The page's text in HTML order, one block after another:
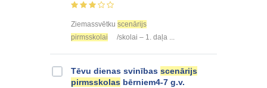
Ziemassvētku scenārijs
pirmsskolai
/skolai – 1. daļa ...
Tēvu dienas svinības scenārijs
pirmsskolas bērniem4-7 g.v.